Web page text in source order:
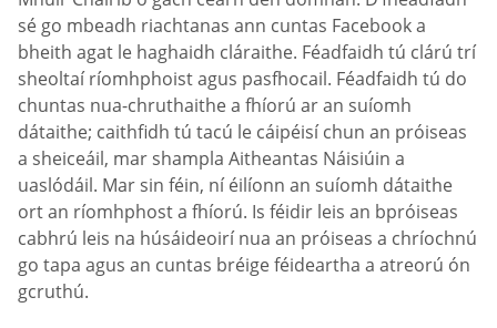
sé go mbeadh riachtanas ann cuntas Facebook a
bheith agat le haghaidh cláraithe. Féadfaidh tú clárú trí
sheoltaí ríomhphoist agus pasfhocail. Féadfaidh tú do
chuntas nua-chruthaithe a fhíorú ar an suíomh
dátaithe; caithfidh tú tacú le cáipéisí chun an próiseas
a sheiceáil, mar shampla Aitheantas Náisiúin a
uaslódáil. Mar sin féin, ní éilíonn an suíomh dátaithe
ort an ríomhphost a fhíorú. Is féidir leis an bpróiseas
cabhrú leis na húsáideoirí nua an próiseas a chríochnú
go tapa agus an cuntas bréige féideartha a atreorú ón
gcruthú.